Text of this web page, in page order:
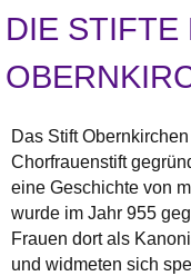
DIE STIFTE
Das Stift
Chorfrauenstift
eine Geschichte von
wurde im Jahr 955
Frauen dort als
und widmeten sich